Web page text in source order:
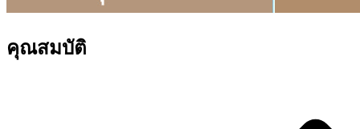
คุณสมบัติ